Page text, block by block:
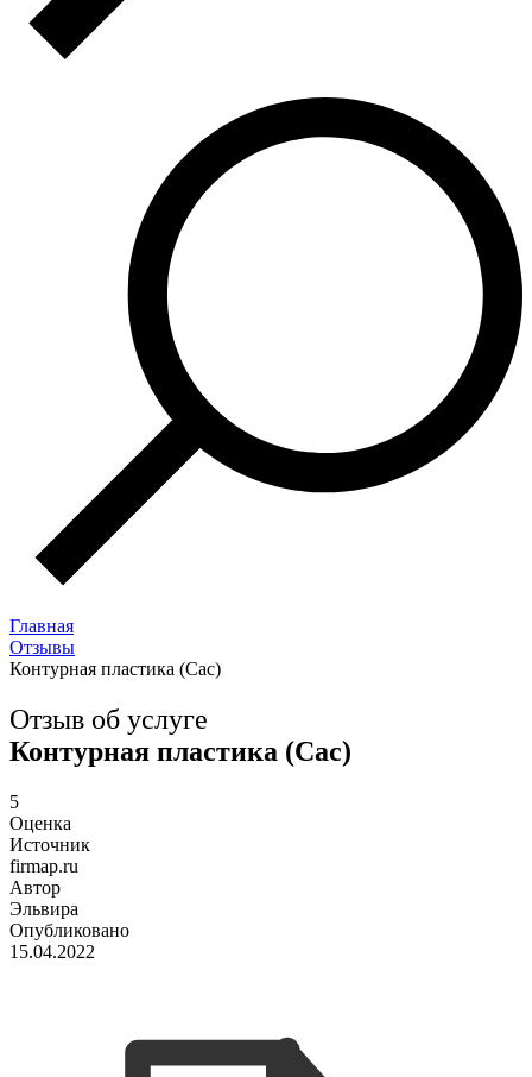
Главная
Отзывы
Контурная пластика (Сас)
Отзыв об услуге
Контурная пластика (Сас)
5
Оценка
Источник
firmap.ru
Автор
Эльвира
Опубликовано
15.04.2022